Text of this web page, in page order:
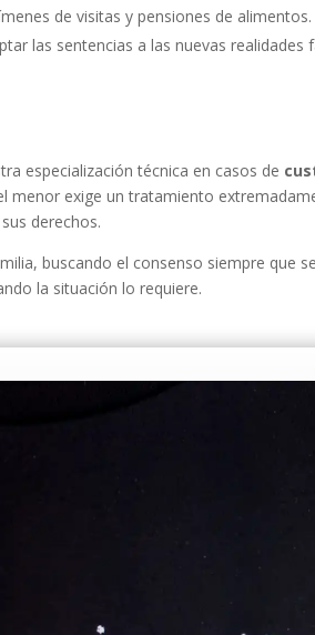
de visitas y pensiones de alimentos.
las sentencias a las nuevas realidades
especialización técnica en casos de
exige un tratamiento
sus derechos.
buscando el consenso siempre que
la situación lo requiere.